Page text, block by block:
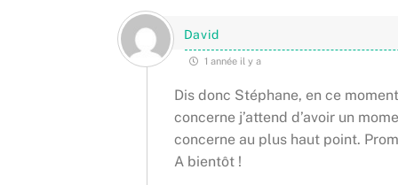
David
1 année il y a
Dis donc Stéphane, en ce
concerne j’attend d’avoir un
concerne au plus haut point.
A bientôt !